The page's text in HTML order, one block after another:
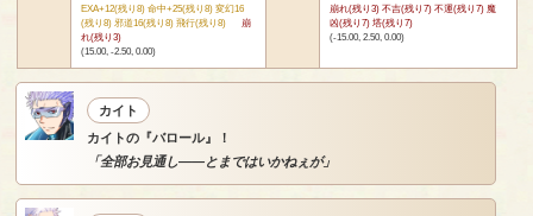
EXA+12(残り8) 命中+25(残り8) 変幻16
(残り8) 邪道16(残り8) 飛行(残り8)
崩
れ(残り3)
(15.00, -2.50, 0.00)
崩れ(残り3) 不吉(残り7) 不運(残り7) 魔
凶(残り7) 塔(残り7)
(-15.00, 2.50, 0.00)
カイト
カイトの『バロール』！
「全部お見通し――とまではいかねぇが」